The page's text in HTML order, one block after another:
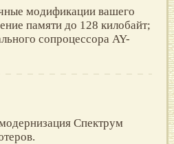
модификации вашeго
памяти до 128 килобайт;
сопроцeссора AY-
Спектрум